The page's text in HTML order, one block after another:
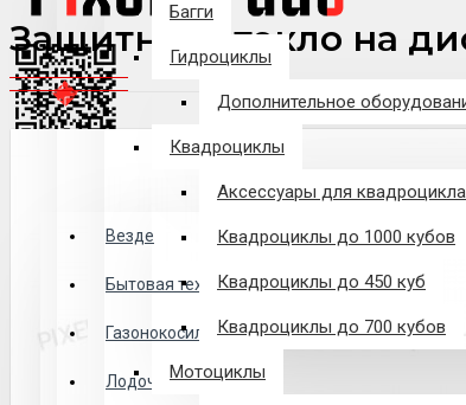
Везде
Бытовая техника
Газонокосилки
Лодочные Моторы
Филиалы
Багги
Гидроциклы
Дополнительное
Квадроциклы
Аксессуары для
Квадроциклы до 1000 кубов
Квадроциклы до 450 куб
Квадроциклы до 700 кубов
Мотоциклы
Защитное стекло на